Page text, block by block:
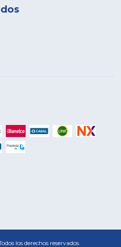
los derechos reservados.